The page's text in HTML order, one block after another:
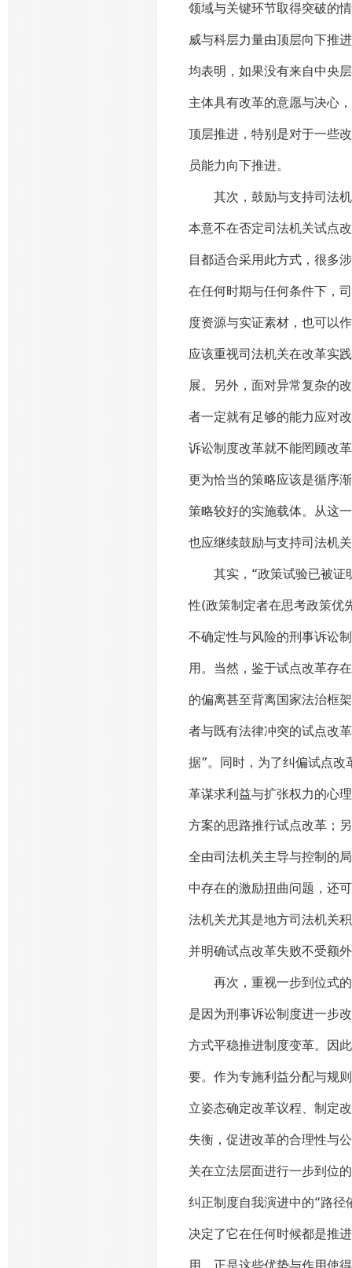
领域与关键环节取得突破的
威与科层力量由顶层向下推
均表明，如果没有来自中央
主体具有改革的意愿与决心
顶层推进，特别是对于一些
员能力向下推进。
其次，鼓励与支持司法机
本意不在否定司法机关试点
目都适合采用此方式，很多
在任何时期与任何条件下，
度资源与实证素材，也可以
应该重视司法机关在改革实
展。另外，面对异常复杂的
者一定就有足够的能力应对
诉讼制度改革就不能罔顾改
更为恰当的策略应该是循序
策略较好的实施载体。从这
也应继续鼓励与支持司法机
其实，“政策试验已被证
性(政策制定者在思考政策
不确定性与风险的刑事诉讼
用。当然，鉴于试点改革存
的偏离甚至背离国家法治框
者与既有法律冲突的试点改
据”。同时，为了纠偏试点
革谋求利益与扩张权力的心
方案的思路推行试点改革；
全由司法机关主导与控制的
中存在的激励扭曲问题，还
法机关尤其是地方司法机关
并明确试点改革失败不受额
再次，重视一步到位式的
是因为刑事诉讼制度进一步
方式平稳推进制度变革。因
要。作为专施利益分配与规
立姿态确定改革议程、制定
失衡，促进改革的合理性与
关在立法层面进行一步到位
纠正制度自我演进中的“路
决定了它在任何时候都是推